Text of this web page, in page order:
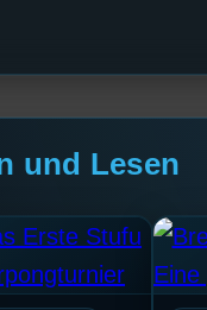
und Lesen